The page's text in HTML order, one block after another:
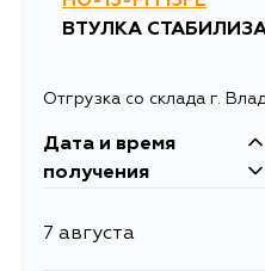
ВТУЛКА
Отгрузка со склада г.
Дата и время
получения
7 августа